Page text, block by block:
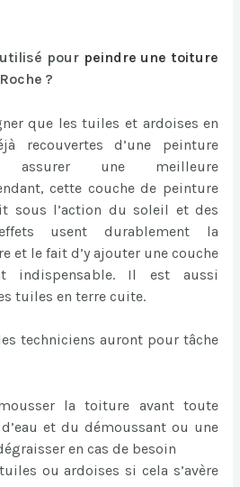
pourpeindre une toiture
?
que les tuiles et ardoises en
recouvertes d’une peinture
assurer une meilleure
cette couche de peinture
sous l’action du soleil et des
usent durablement la
et le fait d’y ajouter une couche
indispensable. Il est aussi
tuiles en terre cuite.
techniciens auront pour tâche
la toiture avant toute
et du démoussant ou une
en cas de besoin
ou ardoises si cela s’avère